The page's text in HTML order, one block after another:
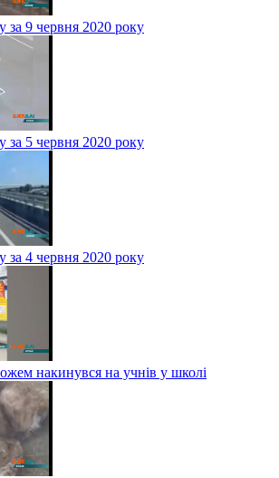
за 9 червня 2020 року
за 5 червня 2020 року
за 4 червня 2020 року
накинувся на учнів у школі